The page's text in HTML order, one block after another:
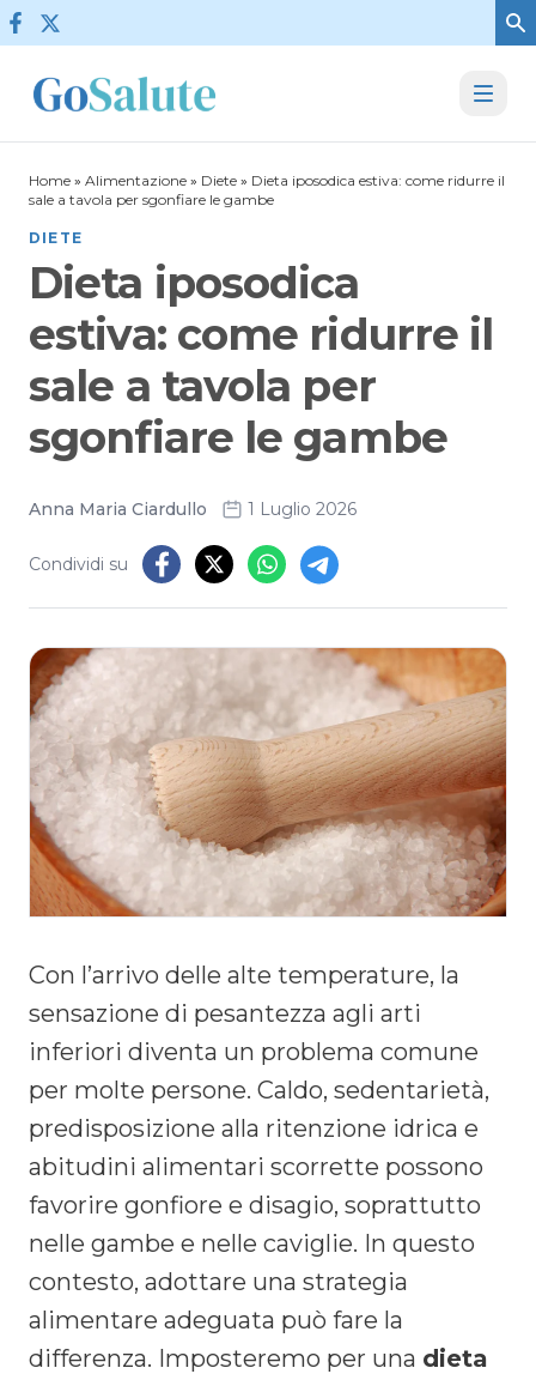
Vai al contenuto
Home » Alimentazione » Diete » Dieta iposodica estiva: come ridurre il
sale a tavola per sgonfiare le gambe
DIETE
Dieta iposodica
estiva: come ridurre il
sale a tavola per
sgonfiare le gambe
Anna Maria Ciardullo 1 Luglio 2026
Condividi su
Con l’arrivo delle alte temperature, la
sensazione di pesantezza agli arti
inferiori diventa un problema comune
per molte persone. Caldo, sedentarietà,
predisposizione alla ritenzione idrica e
abitudini alimentari scorrette possono
favorire gonfiore e disagio, soprattutto
nelle gambe e nelle caviglie. In questo
contesto, adottare una strategia
alimentare adeguata può fare la
differenza. Imposteremo per una dieta